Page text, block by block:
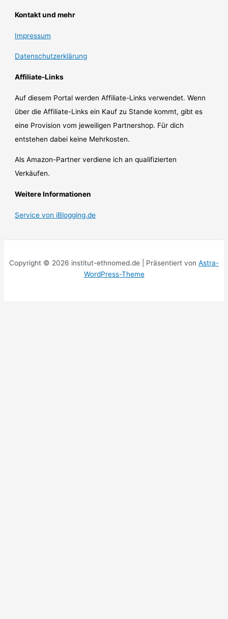
Kontakt und mehr
Impressum
Datenschutzerklärung
Affiliate-Links
Auf diesem Portal werden Affiliate-Links verwendet. Wenn
über die Affiliate-Links ein Kauf zu Stande kommt, gibt es
eine Provision vom jeweiligen Partnershop. Für dich
entstehen dabei keine Mehrkosten.
Als Amazon-Partner verdiene ich an qualifizierten
Verkäufen.
Weitere Informationen
Service von iBlogging.de
Copyright © 2026 institut-ethnomed.de | Präsentiert von Astra-
WordPress-Theme